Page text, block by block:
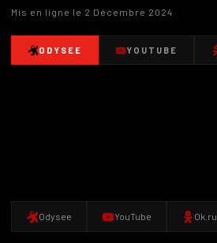
Mis en ligne le 2 Décembre 2024
ODYSEE YOUTUBE
Odysee YouTube Ok.ru